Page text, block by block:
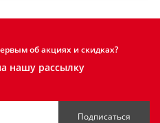
об акциях и скидках?
нашу рассылку
Подписаться